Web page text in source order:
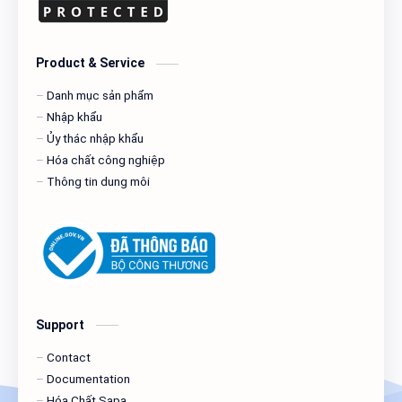
Pha hương liệu
Sản xuất mút xốp
Thực phẩm
Tin tức
Product & Service
Danh mục sản phẩm
Nhập khẩu
Ủy thác nhập khẩu
Hóa chất công nghiệp
Thông tin dung môi
Support
Contact
Documentation